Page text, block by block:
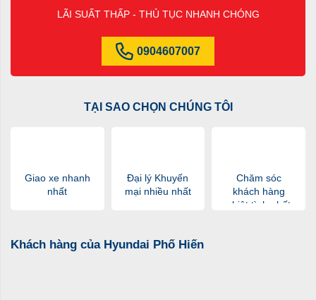
LÃI SUẤT THẤP - THỦ TỤC NHANH CHÓNG
0904607007
TẠI SAO CHỌN CHÚNG TÔI
Giao xe nhanh
nhất
Đại lý Khuyến
mại nhiều nhất
Chăm sóc
khách hàng
nhiệt tình nhất
Khách hàng của Hyundai Phố Hiến